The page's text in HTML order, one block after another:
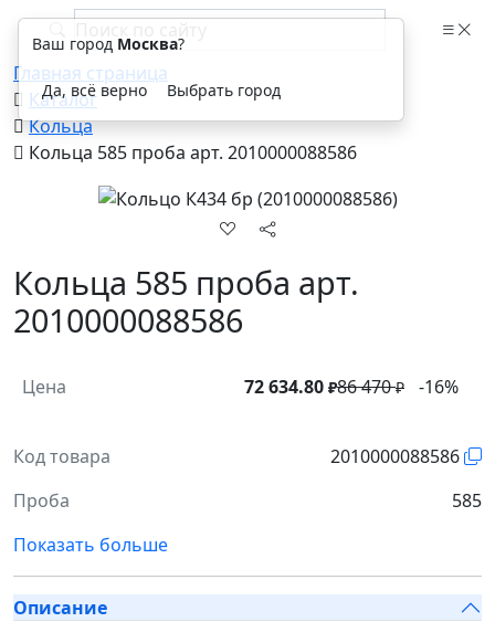
Главная страница
Каталог
Кольца
Кольца 585 проба арт. 2010000088586
Кольца 585 проба арт.
2010000088586
Цена 72 634.80 ₽86 470₽ -16%
Код товара
2010000088586
Проба
585
Показать больше
Описание
Ваш город Москва?
Да, всё верно Выбрать город